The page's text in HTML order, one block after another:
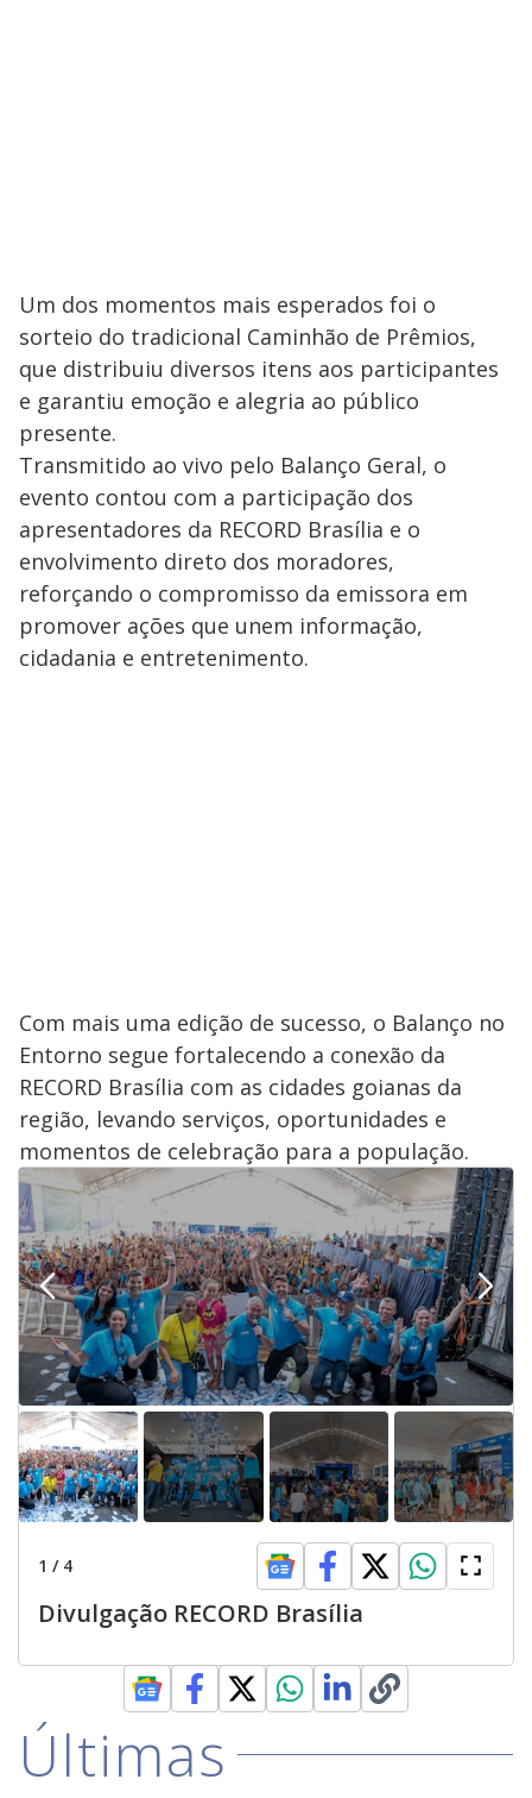
Um dos momentos mais esperados foi o
sorteio do tradicional Caminhão de Prêmios,
que distribuiu diversos itens aos participantes
e garantiu emoção e alegria ao público
presente.
Transmitido ao vivo pelo Balanço Geral, o
evento contou com a participação dos
apresentadores da RECORD Brasília e o
envolvimento direto dos moradores,
reforçando o compromisso da emissora em
promover ações que unem informação,
cidadania e entretenimento.
Com mais uma edição de sucesso, o Balanço no
Entorno segue fortalecendo a conexão da
RECORD Brasília com as cidades goianas da
região, levando serviços, oportunidades e
momentos de celebração para a população.
1 / 4
Divulgação RECORD Brasília
Últimas